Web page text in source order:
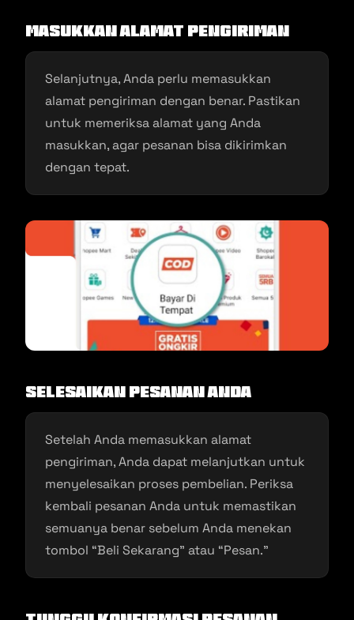
Masukkan Alamat Pengiriman
Selanjutnya, Anda perlu memasukkan
alamat pengiriman dengan benar. Pastikan
untuk memeriksa alamat yang Anda
masukkan, agar pesanan bisa dikirimkan
dengan tepat.
Selesaikan Pesanan Anda
Setelah Anda memasukkan alamat
pengiriman, Anda dapat melanjutkan untuk
menyelesaikan proses pembelian. Periksa
kembali pesanan Anda untuk memastikan
semuanya benar sebelum Anda menekan
tombol “Beli Sekarang” atau “Pesan.”